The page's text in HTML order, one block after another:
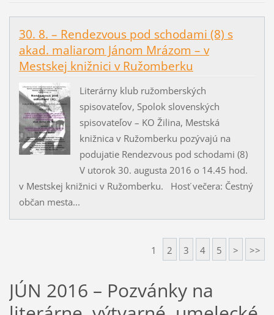
30. 8. – Rendezvous pod schodami (8) s
akad. maliarom Jánom Mrázom – v
Mestskej knižnici v Ružomberku
Literárny klub ružomberských
spisovateľov, Spolok slovenských
spisovateľov – KO Žilina, Mestská
knižnica v Ružomberku pozývajú na
podujatie Rendezvous pod schodami (8)
V utorok 30. augusta 2016 o 14.45 hod.
v Mestskej knižnici v Ružomberku. Hosť večera: Čestný
občan mesta...
1 2 3 4 5 > >>
JÚN 2016 – Pozvánky na